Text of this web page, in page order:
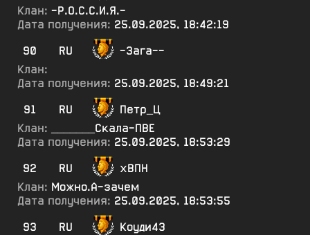
Клан: -Р.О.С.С.И.Я.-
Дата получения: 25.09.2025, 18:42:19
90
RU
-Зага--
Клан:
Дата получения: 25.09.2025, 18:49:21
91
RU
Петр_Ц
Клан:
_______Скала-ПВЕ
Дата получения: 25.09.2025, 18:53:29
92
RU
хВПН
Клан: Можно.А-зачем
Дата получения: 25.09.2025, 18:53:55
93
RU
Коуди43